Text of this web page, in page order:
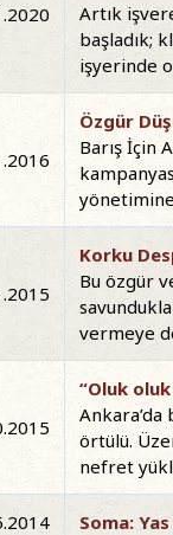
Artık
başladık;
işyerinde
Özgür
Barış İçin
Korku
Bu özgür
vermeye
“Oluk
örtülü.
nefret
Soma: